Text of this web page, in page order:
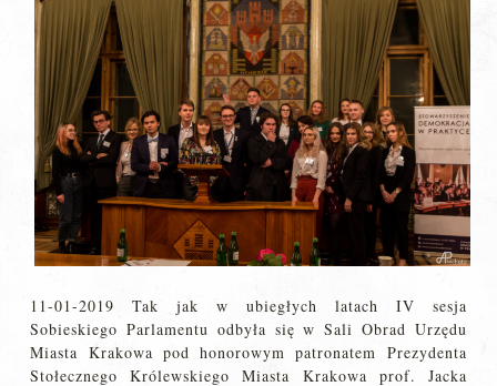
11-01-2019 Tak jak w ubiegłych latach IV sesja
Sobieskiego Parlamentu odbyła się w Sali Obrad Urzędu
Miasta Krakowa pod honorowym patronatem Prezydenta
Stołecznego Królewskiego Miasta Krakowa prof. Jacka